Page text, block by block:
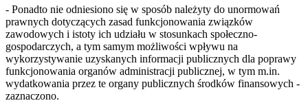
- Ponadto nie odniesiono się w sposób należyty do unormowań
prawnych dotyczących zasad funkcjonowania związków
zawodowych i istoty ich udziału w stosunkach społeczno-
gospodarczych, a tym samym możliwości wpływu na
wykorzystywanie uzyskanych informacji publicznych dla poprawy
funkcjonowania organów administracji publicznej, w tym m.in.
wydatkowania przez te organy publicznych środków finansowych -
zaznaczono.